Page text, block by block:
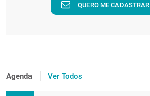
QUERO ME CADASTRAR
Agenda Ver Todos